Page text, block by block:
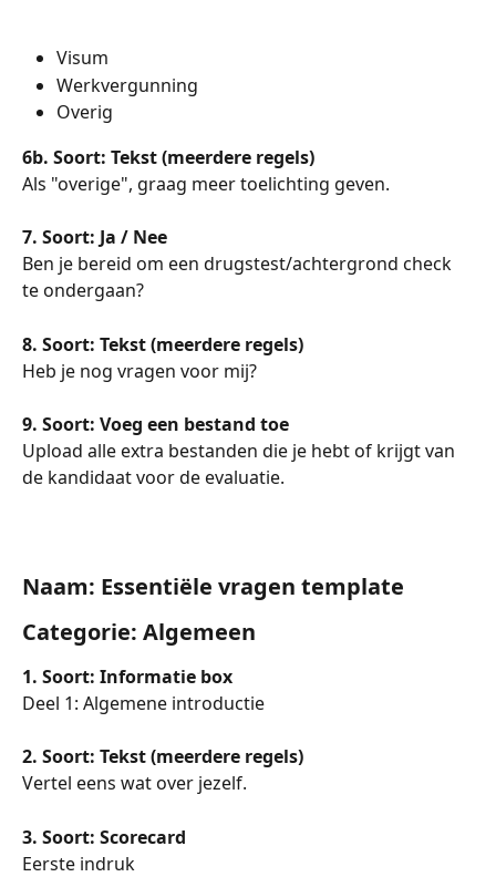
Visum
Werkvergunning
Overig
6b. Soort: Tekst (meerdere regels)
Als "overige", graag meer toelichting geven.
7. Soort: Ja / Nee
Ben je bereid om een drugstest/achtergrond check
te ondergaan?
8. Soort: Tekst (meerdere regels)
Heb je nog vragen voor mij?
9. Soort: Voeg een bestand toe
Upload alle extra bestanden die je hebt of krijgt van
de kandidaat voor de evaluatie.
Naam: Essentiële vragen template
Categorie: Algemeen
1. Soort: Informatie box
Deel 1: Algemene introductie
2. Soort: Tekst (meerdere regels)
Vertel eens wat over jezelf.
3. Soort: Scorecard
Eerste indruk